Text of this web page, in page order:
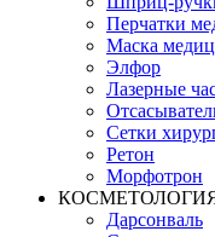
Перчатки
Маска
Элфор
Лазерные
Сетки
Ретон
Морфотрон
Дарсонваль